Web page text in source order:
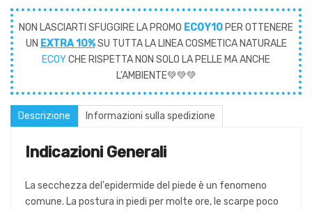
NON LASCIARTI SFUGGIRE LA PROMO ECOY10 PER OTTENERE
UN EXTRA 10%SU TUTTA LA LINEA COSMETICA NATURALE
ECOYCHE RISPETTA NON SOLO LA PELLE MA ANCHE
L'AMBIENTE💚💚💚
Descrizione Informazioni sulla spedizione
Indicazioni Generali
La secchezza del'epidermide del piede è un fenomeno
comune. La postura in piedi per molte ore, le scarpe poco